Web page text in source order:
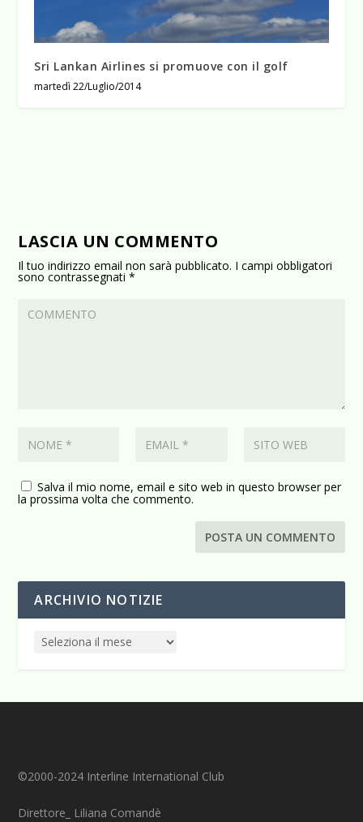
Sri Lankan Airlines si promuove con il golf
martedì 22/Luglio/2014
LASCIA UN COMMENTO
Il tuo indirizzo email non sarà pubblicato. I campi obbligatori
sono contrassegnati*
Salva il mio nome, email e sito web in questo browser per
la prossima volta che commento.
ARCHIVIO NOTIZIE
©2000-2024 Interline International Club
Direttore_ Liliana Comandè